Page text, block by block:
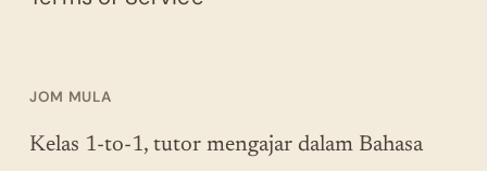
JOM MULA
Kelas 1-to-1, tutor mengajar dalam Bahasa